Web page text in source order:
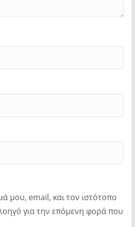
μου, email, και τον ιστότοπο
για την επόμενη φορά που